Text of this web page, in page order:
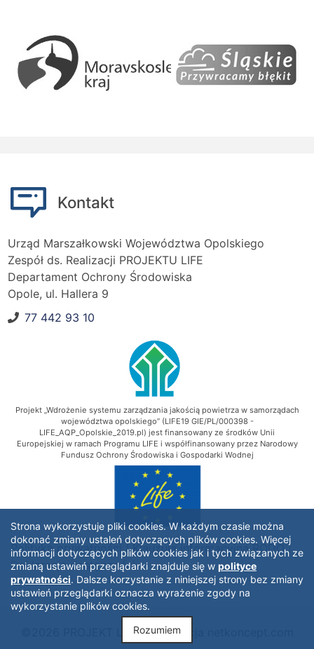
Kontakt
Urząd Marszałkowski Województwa Opolskiego
Zespół ds. Realizacji PROJEKTU LIFE
Departament Ochrony Środowiska
Opole, ul. Hallera 9
Nr telefonu:
77 442 93 10
Projekt „Wdrożenie systemu zarządzania jakością powietrza w samorządach
województwa opolskiego” (LIFE19 GIE/PL/000398 -
LIFE_AQP_Opolskie_2019.pl) jest finansowany ze środków Unii
Europejskiej w ramach Programu LIFE i współfinansowany przez Narodowy
Fundusz Ochrony Środowiska i Gospodarki Wodnej
Polityka prywatności|Klauzula informacyjna RODO|
Deklaracja dostępności
©2026 PROJEKT LIFE - Realizacja
Strona wykorzystuje pliki cookies. W każdym czasie można
dokonać zmiany ustaleń dotyczących plików cookies. Więcej
informacji dotyczących plików cookies jak i tych związanych ze
zmianą ustawień przeglądarki znajduje się w polityce
prywatności. Dalsze korzystanie z niniejszej strony bez zmiany
ustawień przeglądarki oznacza wyrażenie zgody na
wykorzystanie plików cookies.
Rozumiem